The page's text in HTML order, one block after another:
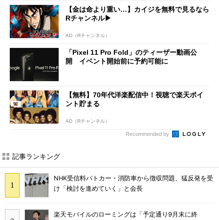
【金は命より重い…】カイジを無料で見るなら
Rチャンネル▶︎
AD（Rチャンネル）
「Pixel 11 Pro Fold」のティーザー動画公
開 イベント開始前に予約可能に
【無料】70年代洋楽配信中！視聴で楽天ポイ
ント貯まる
AD（Rチャンネル）
Recommended by
記事ランキング
NHK受信料パトカー・消防車から徴収問題、猛反発を受
け「検討を進めていく」と会長
楽天モバイルのローミングは「予定通り9月末に終